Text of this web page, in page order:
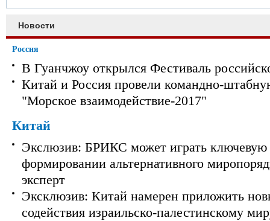
Новости
Россия
В Гуанчжоу открылся Фестиваль
Китай и Россия провели командно-
"Морское взаимодействие-2017"
Китай
Экслюзив: БРИКС может играть ключевую
формировании альтернативного
эксперт
Эксклюзив: Китай намерен приложить
содействия израильско-палестинскому